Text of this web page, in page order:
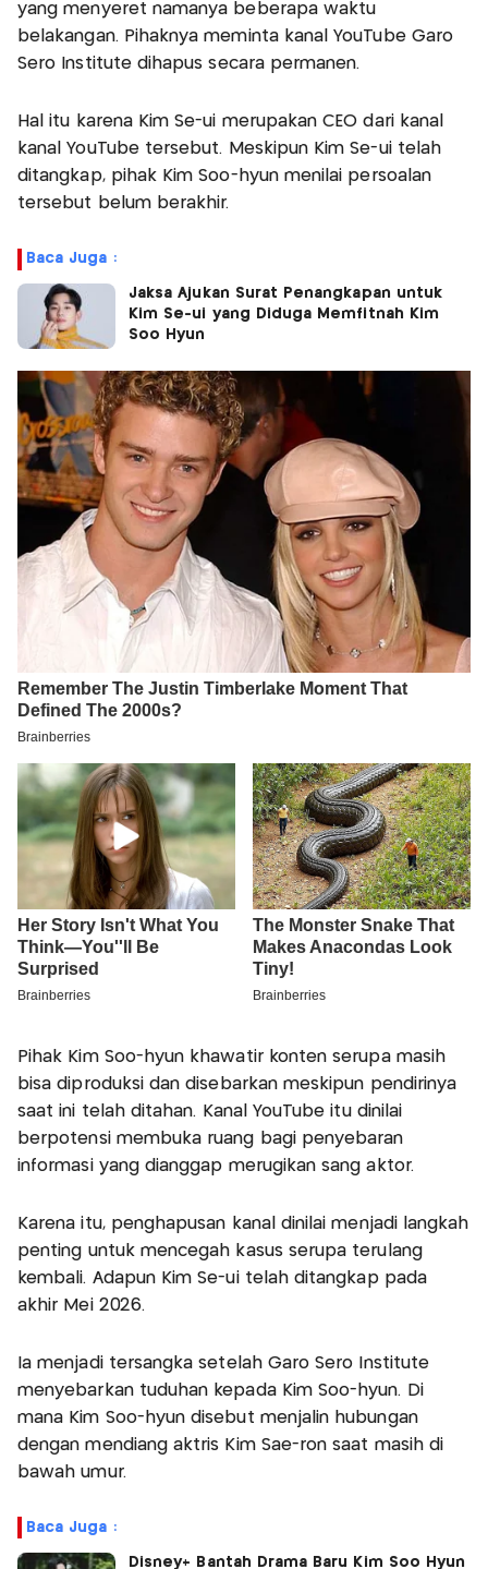
yang menyeret namanya beberapa waktu
belakangan. Pihaknya meminta kanal YouTube Garo
Sero Institute dihapus secara permanen.
Hal itu karena Kim Se-ui merupakan CEO dari kanal
kanal YouTube tersebut. Meskipun Kim Se-ui telah
ditangkap, pihak Kim Soo-hyun menilai persoalan
tersebut belum berakhir.
Baca Juga :
Jaksa Ajukan Surat Penangkapan untuk
Kim Se-ui yang Diduga Memfitnah Kim
Soo Hyun
Pihak Kim Soo-hyun khawatir konten serupa masih
bisa diproduksi dan disebarkan meskipun pendirinya
saat ini telah ditahan. Kanal YouTube itu dinilai
berpotensi membuka ruang bagi penyebaran
informasi yang dianggap merugikan sang aktor.
Karena itu, penghapusan kanal dinilai menjadi langkah
penting untuk mencegah kasus serupa terulang
kembali. Adapun Kim Se-ui telah ditangkap pada
akhir Mei 2026.
Ia menjadi tersangka setelah Garo Sero Institute
menyebarkan tuduhan kepada Kim Soo-hyun. Di
mana Kim Soo-hyun disebut menjalin hubungan
dengan mendiang aktris Kim Sae-ron saat masih di
bawah umur.
Baca Juga :
Disney+ Bantah Drama Baru Kim Soo Hyun